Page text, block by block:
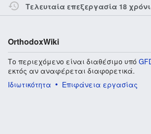
Τελευταία επεξεργασία 18
OrthodoxWiki
Το περιεχόμενο είναι διαθέσιμο υπό
εκτός αν αναφέρεται διαφορετικά.
Ιδιωτικότητα
Επιφάνεια εργασίας